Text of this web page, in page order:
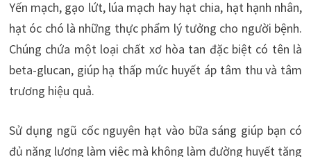
Yến mạch, gạo lứt, lúa mạch hay hạt chia, hạt hạnh nhân,
hạt óc chó là những thực phẩm lý tưởng cho người bệnh.
Chúng chứa một loại chất xơ hòa tan đặc biệt có tên là
beta-glucan, giúp hạ thấp mức huyết áp tâm thu và tâm
trương hiệu quả.
Sử dụng ngũ cốc nguyên hạt vào bữa sáng giúp bạn có
đủ năng lượng làm việc mà không làm đường huyết tăng